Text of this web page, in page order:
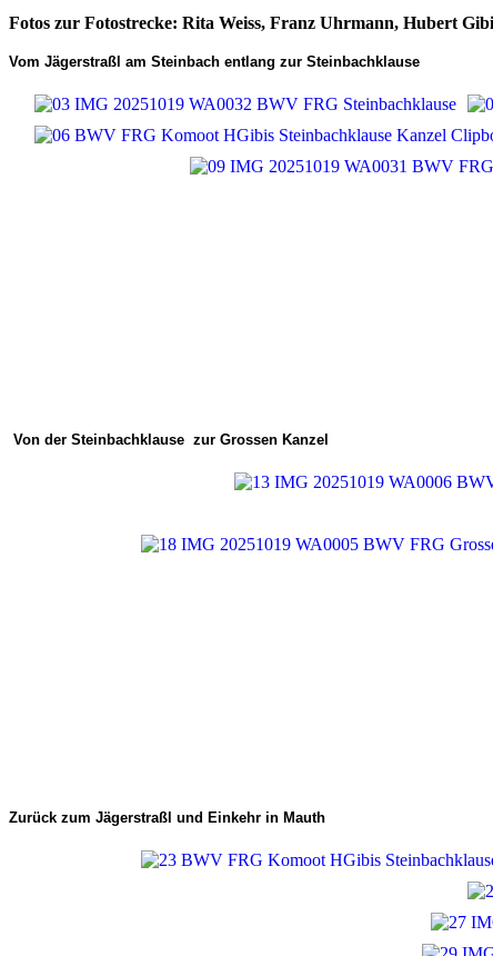
Fotos zur Fotostrecke: Rita Weiss, Franz Uhrmann, Hubert
Vom Jägerstraßl am Steinbach entlang zur Steinbachklause
Von der Steinbachklause zur Grossen Kanzel
Zurück zum Jägerstraßl und Einkehr in Mauth